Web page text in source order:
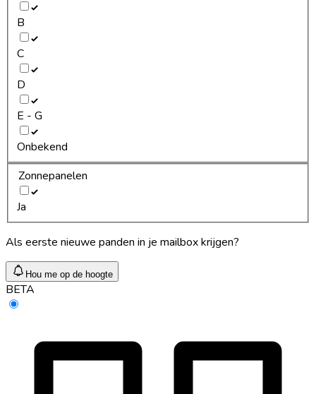
B
C
D
E - G
Onbekend
Zonnepanelen
Ja
Als eerste nieuwe panden in je mailbox krijgen?
Hou me op de hoogte
BETA